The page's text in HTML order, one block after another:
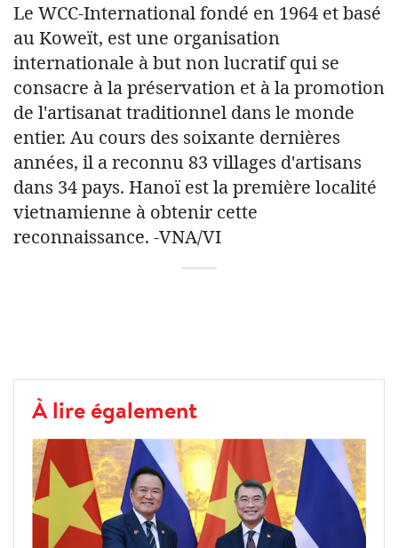
Le WCC-International fondé en 1964 et basé
au Koweït, est une organisation
internationale à but non lucratif qui se
consacre à la préservation et à la promotion
de l'artisanat traditionnel dans le monde
entier. Au cours des soixante dernières
années, il a reconnu 83 villages d'artisans
dans 34 pays. Hanoï est la première localité
vietnamienne à obtenir cette
reconnaissance. -VNA/VI
À lire également